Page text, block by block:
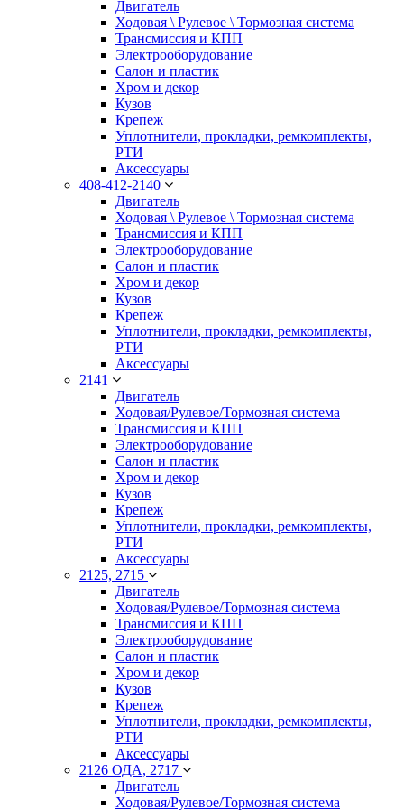
Двигатель
Ходовая \ Рулевое \ Тормозная система
Трансмиссия и КПП
Электрооборудование
Салон и пластик
Хром и декор
Кузов
Крепеж
Уплотнители, прокладки, ремкомплекты,
РТИ
Аксессуары
408-412-2140
Двигатель
Ходовая \ Рулевое \ Тормозная система
Трансмиссия и КПП
Электрооборудование
Салон и пластик
Хром и декор
Кузов
Крепеж
Уплотнители, прокладки, ремкомплекты,
РТИ
Аксессуары
2141
Двигатель
Ходовая/Рулевое/Тормозная система
Трансмиссия и КПП
Электрооборудование
Салон и пластик
Хром и декор
Кузов
Крепеж
Уплотнители, прокладки, ремкомплекты,
РТИ
Аксессуары
2125, 2715
Двигатель
Ходовая/Рулевое/Тормозная система
Трансмиссия и КПП
Электрооборудование
Салон и пластик
Хром и декор
Кузов
Крепеж
Уплотнители, прокладки, ремкомплекты,
РТИ
Аксессуары
2126 ОДА, 2717
Двигатель
Ходовая/Рулевое/Тормозная система